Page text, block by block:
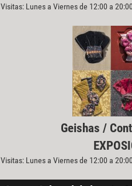
Visitas: Lunes a Viernes de 12:00 a
Geishas /
Visitas: Lunes a Viernes de 12:00 a